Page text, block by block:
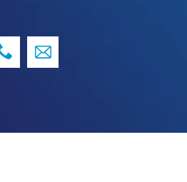
по шкале А с